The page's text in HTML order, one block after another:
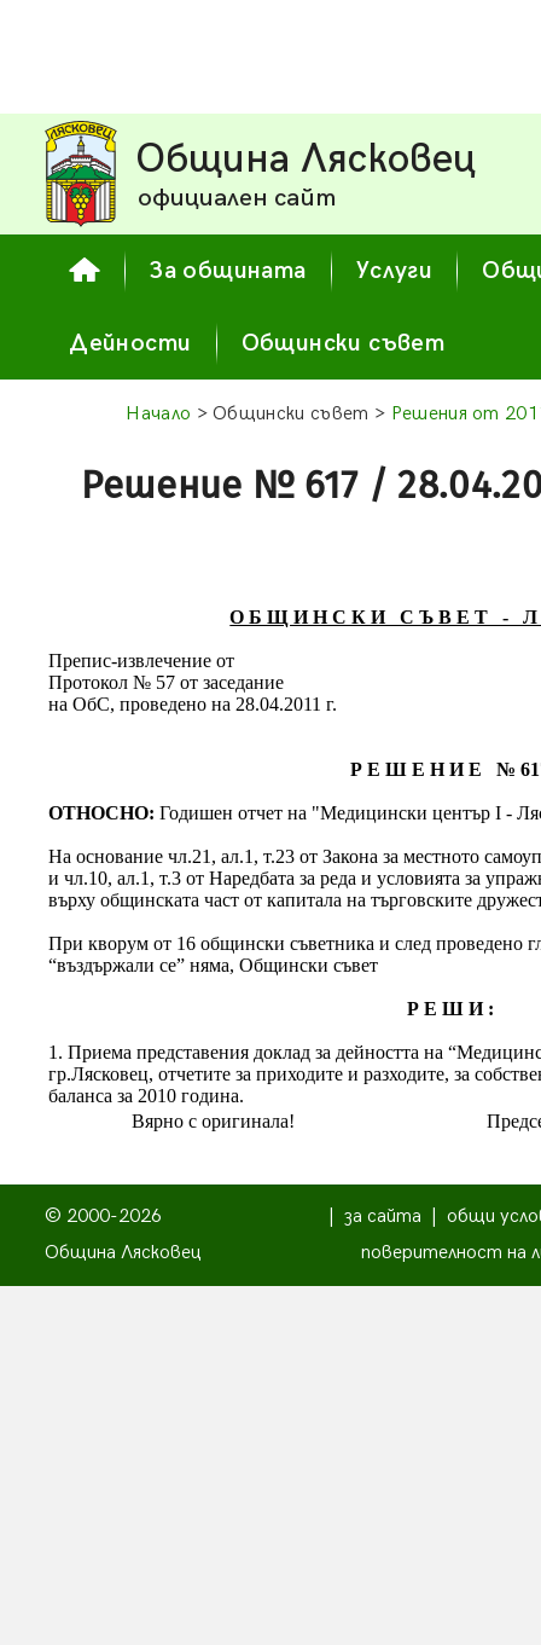
Община Лясковец
официален сайт
За общината Услуги
Дейности Общински съвет
Начало > Общински съвет > Решения от
Решение № 617 /
О Б Щ И Н С К И С Ъ В Е Т - Л
Препис-извлечение от
Протокол № 57 от заседание
на ОбС, проведено на 28.04.2011 г.
Р Е Ш Е Н И Е №
ОТНОСНО:Годишен отчет на "Медицински център І -
На основание чл.21, ал.1, т.23 от Закона за местното
и чл.10, ал.1, т.3 от Наредбата за реда и условията за
върху общинската част от капитала на търговските
При кворум от 16 общински съветника и след проведено
“въздържали се” няма, Общински съвет
Р Е Ш И :
1. Приема представения доклад за дейността на
гр.Лясковец, отчетите за приходите и разходите, за
баланса за 2010 година.
Вярно с оригинала!
© 2000-2026
Община Лясковец
за сайта
общи
поверителност на